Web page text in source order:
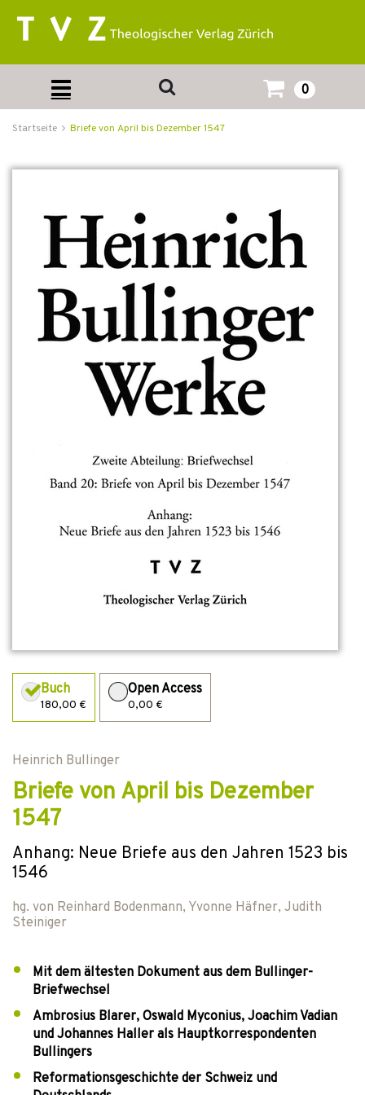
0
Startseite Briefe von April bis Dezember 1547
Buch
180,00 €
Open Access
0,00 €
Heinrich Bullinger
Briefe von April bis Dezember
1547
Anhang: Neue Briefe aus den Jahren 1523 bis
1546
hg. von Reinhard Bodenmann, Yvonne Häfner, Judith
Steiniger
Mit dem ältesten Dokument aus dem Bullinger-
Briefwechsel
Ambrosius Blarer, Oswald Myconius, Joachim Vadian
und Johannes Haller als Hauptkorrespondenten
Bullingers
Reformationsgeschichte der Schweiz und